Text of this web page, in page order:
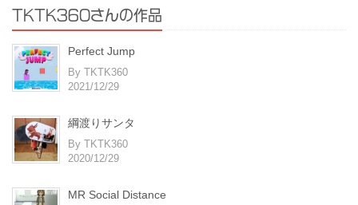
TKTK360さんの作品
Perfect Jump
By TKTK360
2021/12/29
綱渡りサンタ
By TKTK360
2020/12/29
MR Social Distance